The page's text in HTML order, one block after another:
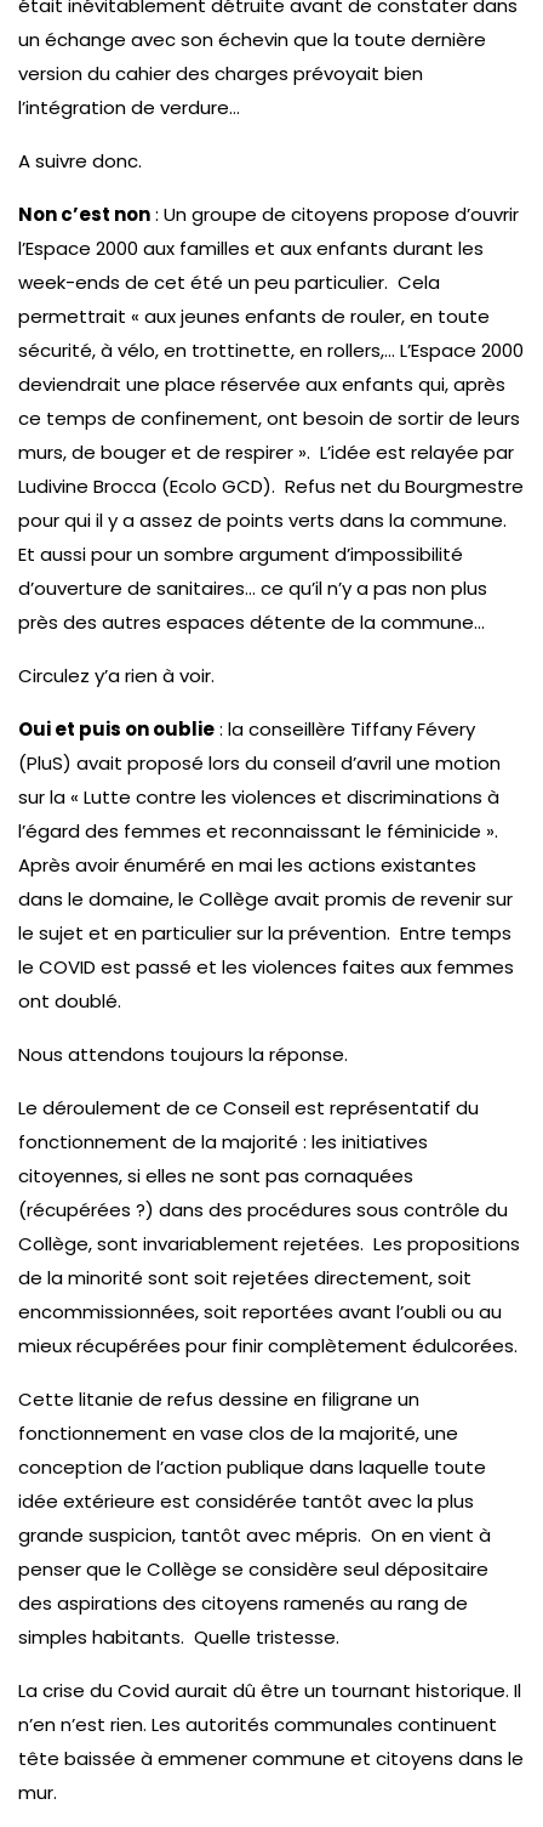
était inévitablement détruite avant de constater dans
un échange avec son échevin que la toute dernière
version du cahier des charges prévoyait bien
l’intégration de verdure…
A suivre donc.
Non c’est non: Un groupe de citoyens propose d’ouvrir
l’Espace 2000 aux familles et aux enfants durant les
week-ends de cet été un peu particulier. Cela
permettrait « aux jeunes enfants de rouler, en toute
sécurité, à vélo, en trottinette, en rollers,… L’Espace 2000
deviendrait une place réservée aux enfants qui, après
ce temps de confinement, ont besoin de sortir de leurs
murs, de bouger et de respirer ». L’idée est relayée par
Ludivine Brocca (Ecolo GCD). Refus net du Bourgmestre
pour qui il y a assez de points verts dans la commune.
Et aussi pour un sombre argument d’impossibilité
d’ouverture de sanitaires… ce qu’il n’y a pas non plus
près des autres espaces détente de la commune…
Circulez y’a rien à voir.
Oui et puis on oublie: la conseillère Tiffany Févery
(PluS) avait proposé lors du conseil d’avril une motion
sur la « Lutte contre les violences et discriminations à
l’égard des femmes et reconnaissant le féminicide ».
Après avoir énuméré en mai les actions existantes
dans le domaine, le Collège avait promis de revenir sur
le sujet et en particulier sur la prévention. Entre temps
le COVID est passé et les violences faites aux femmes
ont doublé.
Nous attendons toujours la réponse.
Le déroulement de ce Conseil est représentatif du
fonctionnement de la majorité : les initiatives
citoyennes, si elles ne sont pas cornaquées
(récupérées ?) dans des procédures sous contrôle du
Collège, sont invariablement rejetées. Les propositions
de la minorité sont soit rejetées directement, soit
encommissionnées, soit reportées avant l’oubli ou au
mieux récupérées pour finir complètement édulcorées.
Cette litanie de refus dessine en filigrane un
fonctionnement en vase clos de la majorité, une
conception de l’action publique dans laquelle toute
idée extérieure est considérée tantôt avec la plus
grande suspicion, tantôt avec mépris. On en vient à
penser que le Collège se considère seul dépositaire
des aspirations des citoyens ramenés au rang de
simples habitants. Quelle tristesse.
La crise du Covid aurait dû être un tournant historique. Il
n’en n’est rien. Les autorités communales continuent
tête baissée à emmener commune et citoyens dans le
mur.